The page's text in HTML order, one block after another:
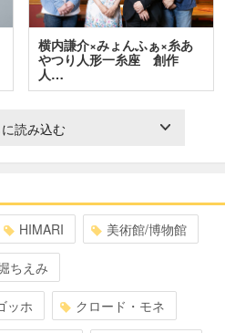
横内謙介×みょんふぁ×糸あ
やつり人形一糸座 創作
人…
読み込む
HIMARI 美術館/博物館
ちえみ
ッホ クロード・モネ